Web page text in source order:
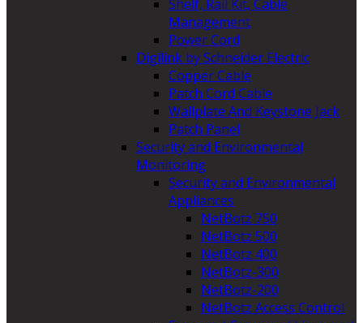
Shelf, Rail Kit, Cable
Management
Power Cord
Digilink by Schneider Electric
Copper Cable
Patch Cord Cable
Wallplate And Keystone Jack
Patch Panel
Security and Environmental
Monitoring
Security and Environmental
Appliances
NetBotz 750
NetBotz 500
NetBotz 400
NetBotz-300
NetBotz-200
NetBotz Access Control